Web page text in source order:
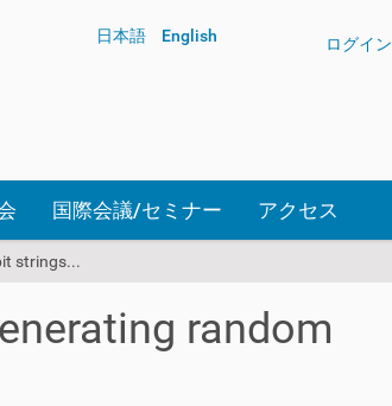
ログイン
日本語 English
国際会議/セミナー アクセス
strings...
random